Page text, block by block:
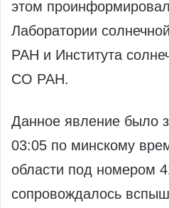
этом
Лаборатории
РАН и Института
СО РАН.
Данное явление было
03:05 по минскому
области под номером
сопровождалось